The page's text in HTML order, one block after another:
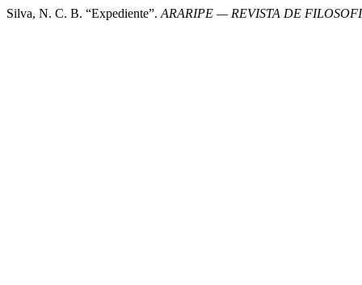
Silva, N. C. B. “Expediente”. ARARIPE — REVISTA DE